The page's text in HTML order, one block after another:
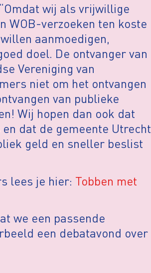
wij als vrijwillige
WOB-verzoeken ten koste
aanmoedigen,
doel. De ontvanger van
Vereniging van
niet om het ontvangen
van publieke
Wij hopen dan ook dat
dat de gemeente Utrecht
geld en sneller beslist
lees je hier: Tobben met
we een passende
een debatavond over